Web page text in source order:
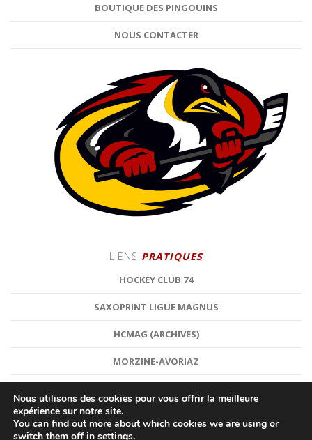
BOUTIQUE DES PINGOUINS
NOUS CONTACTER
LIENS PRATIQUES
HOCKEY CLUB 74
SAXOPRINT LIGUE MAGNUS
HCMAG (ARCHIVES)
MORZINE-AVORIAZ
©HOCKEY CLUB MORZINE-AVORIAZ
Nous utilisons des cookies pour vous offrir la meilleure
expérience sur notre site.
You can find out more about which cookies we are using or
switch them off in settings.